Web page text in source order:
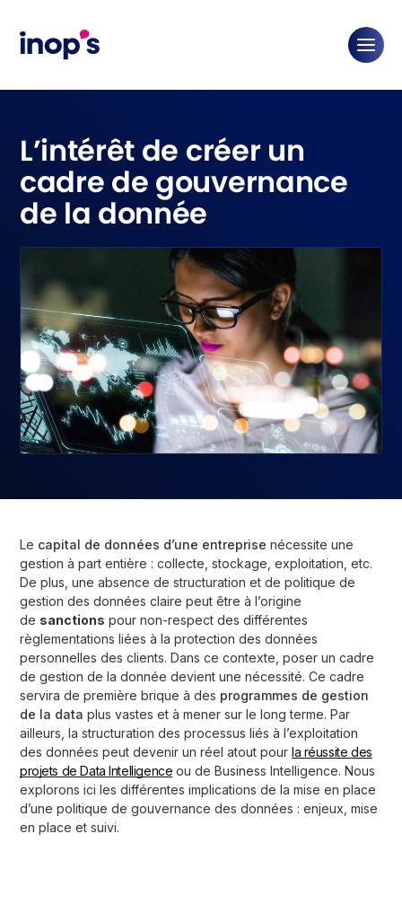
L’intérêt de créer un
cadre de gouvernance
de la donnée
Le capital de données d’une entreprise nécessite une
gestion à part entière : collecte, stockage, exploitation, etc.
De plus, une absence de structuration et de politique de
gestion des données claire peut être à l’origine
de sanctions pour non-respect des différentes
règlementations liées à la protection des données
personnelles des clients. Dans ce contexte, poser un cadre
de gestion de la donnée devient une nécessité. Ce cadre
servira de première brique à des programmes de gestion
de la data plus vastes et à mener sur le long terme. Par
ailleurs, la structuration des processus liés à l’exploitation
des données peut devenir un réel atout pour la réussite des
projets de Data Intelligence ou de Business Intelligence. Nous
explorons ici les différentes implications de la mise en place
d’une politique de gouvernance des données : enjeux, mise
en place et suivi.